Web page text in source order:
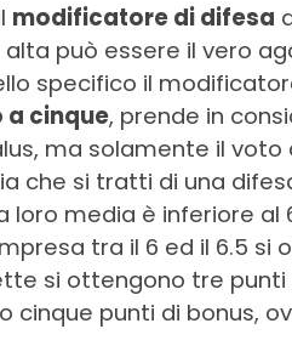
modificatore di difesa
può essere il vero
specifico il
a cinque, prende in
ma solamente il voto
che si tratti di una
loro media è inferiore
tra il 6 ed il 6.5 si
si ottengono tre
cinque punti di bonus,